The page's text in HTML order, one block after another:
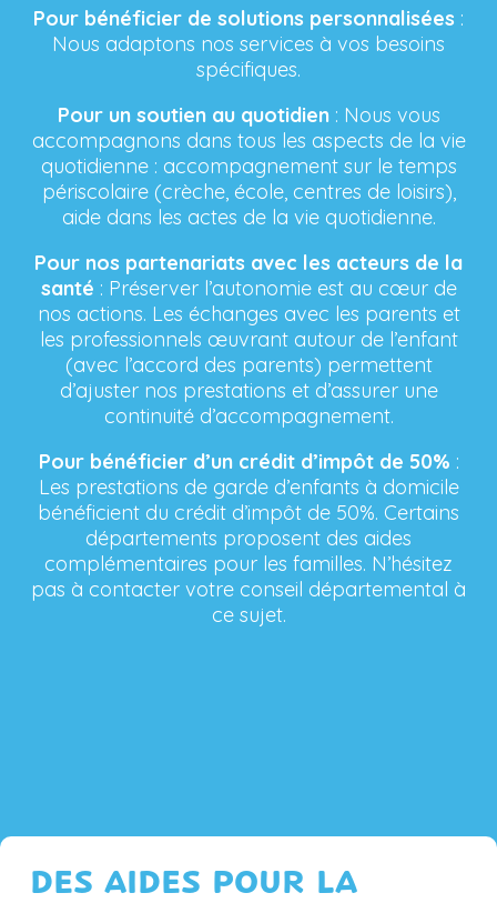
Pour bénéficier de solutions personnalisées :
Nous adaptons nos services à vos besoins
spécifiques.
Pour un soutien au quotidien: Nous vous
accompagnons dans tous les aspects de la vie
quotidienne : accompagnement sur le temps
périscolaire (crèche, école, centres de loisirs),
aide dans les actes de la vie quotidienne.
Pour nos partenariats avec les acteurs de la
santé : Préserver l’autonomie est au cœur de
nos actions. Les échanges avec les parents et
les professionnels œuvrant autour de l’enfant
(avec l’accord des parents) permettent
d’ajuster nos prestations et d’assurer une
continuité d’accompagnement.
Pour bénéficier d’un crédit d’impôt de 50% :
Les prestations de garde d’enfants à domicile
bénéficient du crédit d’impôt de 50%. Certains
départements proposent des aides
complémentaires pour les familles. N’hésitez
pas à contacter votre conseil départemental à
ce sujet.
DES AIDES POUR LA